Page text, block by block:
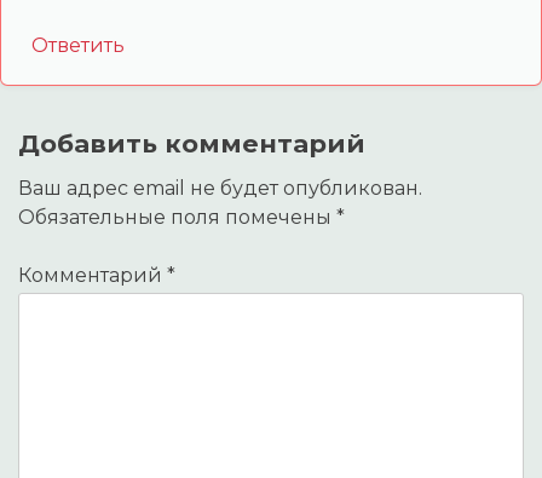
Ответить
Добавить комментарий
Ваш адрес email не будет опубликован.
Обязательные поля помечены *
Комментарий *